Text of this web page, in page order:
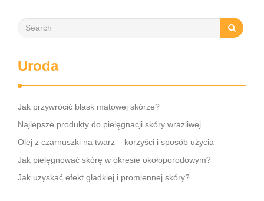
Uroda
Jak przywrócić blask matowej skórze?
Najlepsze produkty do pielęgnacji skóry wrażliwej
Olej z czarnuszki na twarz – korzyści i sposób użycia
Jak pielęgnować skórę w okresie okołoporodowym?
Jak uzyskać efekt gładkiej i promiennej skóry?